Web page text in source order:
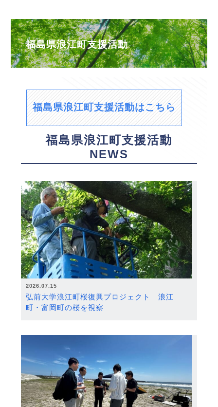
福島県浪江町支援活動
福島県浪江町支援活動はこちら
福島県浪江町支援活動
NEWS
2026.07.15
弘前大学浪江町桜復興プロジェクト 浪江
町・富岡町の桜を視察